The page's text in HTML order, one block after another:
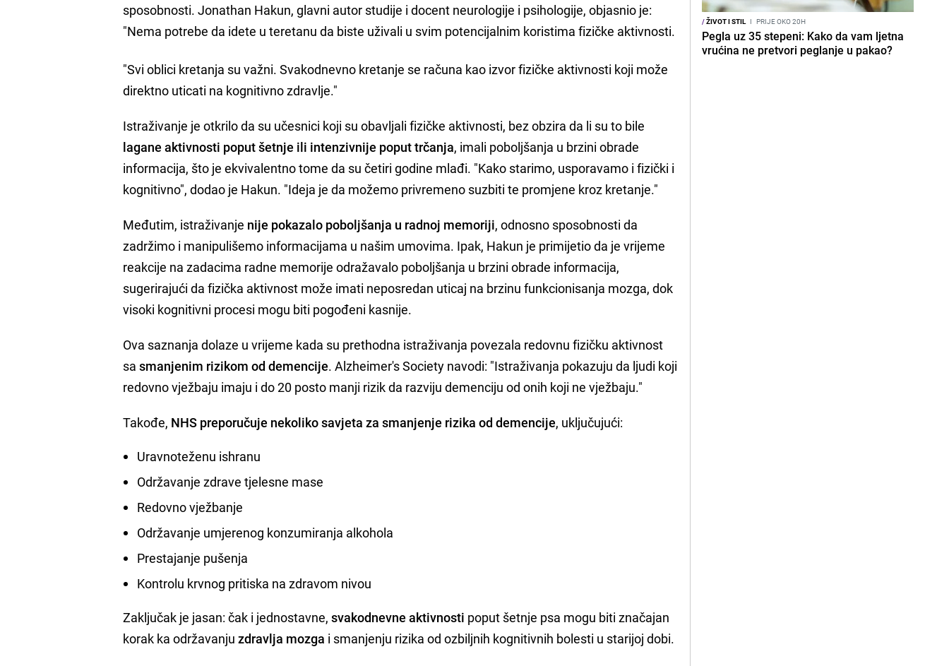
sposobnosti. Jonathan Hakun, glavni autor studije i docent neurologije i psihologije, objasnio je:
"Nema potrebe da idete u teretanu da biste uživali u svim potencijalnim koristima fizičke aktivnosti.
"Svi oblici kretanja su važni. Svakodnevno kretanje se računa kao izvor fizičke aktivnosti koji može
direktno uticati na kognitivno zdravlje."
Istraživanje je otkrilo da su učesnici koji su obavljali fizičke aktivnosti, bez obzira da li su to bile
lagane aktivnosti poput šetnje ili intenzivnije poput trčanja, imali poboljšanja u brzini obrade
informacija, što je ekvivalentno tome da su četiri godine mlađi. "Kako starimo, usporavamo i fizički i
kognitivno", dodao je Hakun. "Ideja je da možemo privremeno suzbiti te promjene kroz kretanje."
Međutim, istraživanje nije pokazalo poboljšanja u radnoj memoriji, odnosno sposobnosti da
zadržimo i manipulišemo informacijama u našim umovima. Ipak, Hakun je primijetio da je vrijeme
reakcije na zadacima radne memorije odražavalo poboljšanja u brzini obrade informacija,
sugerirajući da fizička aktivnost može imati neposredan uticaj na brzinu funkcionisanja mozga, dok
visoki kognitivni procesi mogu biti pogođeni kasnije.
Ova saznanja dolaze u vrijeme kada su prethodna istraživanja povezala redovnu fizičku aktivnost
sasmanjenim rizikom od demencije. Alzheimer's Society navodi: "Istraživanja pokazuju da ljudi koji
redovno vježbaju imaju i do 20 posto manji rizik da razviju demenciju od onih koji ne vježbaju."
Takođe, NHS preporučuje nekoliko savjeta za smanjenje rizika od demencije, uključujući:
Uravnoteženu ishranu
Održavanje zdrave tjelesne mase
Redovno vježbanje
Održavanje umjerenog konzumiranja alkohola
Prestajanje pušenja
Kontrolu krvnog pritiska na zdravom nivou
Zaključak je jasan: čak i jednostavne,svakodnevne aktivnosti poput šetnje psa mogu biti značajan
korak ka održavanjuzdravlja mozga i smanjenju rizika od ozbiljnih kognitivnih bolesti u starijoj dobi.
/ŽIVOT I STIL I PRIJE OKO 20H
Pegla uz 35 stepeni: Kako da vam ljetna
vrućina ne pretvori peglanje u pakao?